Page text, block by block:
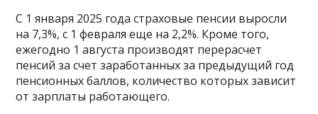
С 1 января 2025 года страховые пенсии выросли
на 7,3%, с 1 февраля еще на 2,2%. Кроме того,
ежегодно 1 августа производят перерасчет
пенсий за счет заработанных за предыдущий год
пенсионных баллов, количество которых зависит
от зарплаты работающего.